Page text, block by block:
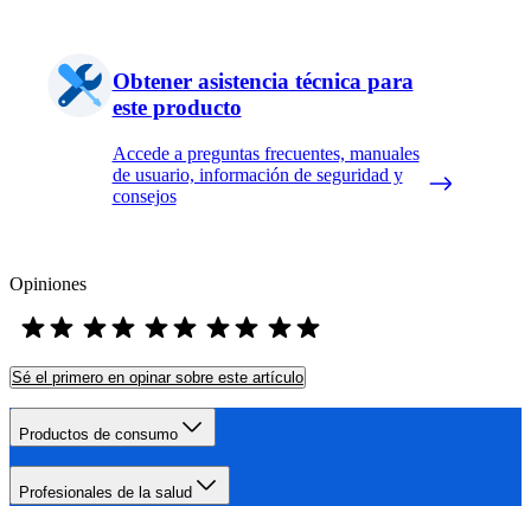
Obtener asistencia técnica para
este producto
Accede a preguntas frecuentes, manuales
de usuario, información de seguridad y
consejos
Opiniones
Sé el primero en opinar sobre este artículo
Productos de consumo
Profesionales de la salud